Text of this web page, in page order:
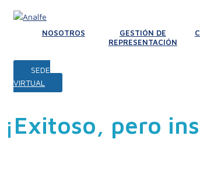
NOSOTROS
GESTIÓN DE
REPRESENTACIÓN
SEDE
VIRTUAL
¡Exitoso, pero